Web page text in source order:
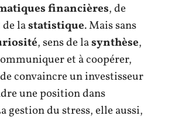
financières, de
de lastatistique. Mais sans
, sens de lasynthèse,
et à coopérer,
convaincre un investisseur
une position dans
gestion du stress, elle aussi,